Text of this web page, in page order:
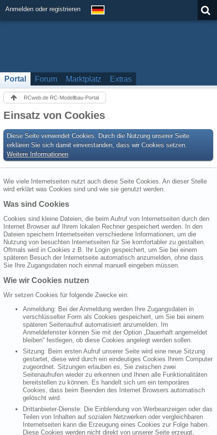
Anmelden oder registrieren
Portal Forum Marktplatz Extras
RCweb.de RC-Modellbau-Portal
Einsatz von Cookies
Diese Seite verwendet Cookies. Durch die Nutzung unserer Seite
erklären Sie sich damit einverstanden, dass wir Cookies setzen.
Weitere Informationen
Wie viele Internetseiten nutzt auch diese Seite Cookies. An dieser Stelle
wird erklärt was Cookies sind und wie sie genutzt werden.
Was sind Cookies
Cookies sind kleine Dateien, die beim Aufruf von Internetseiten durch den
Internet Browser auf Ihrem lokalen Rechner gespeichert werden. In den
Dateien speichern Internetseiten verschiedene Informationen, um die
Nutzung von besuchten Internetseiten für Sie komfortabler zu gestalten.
Oftmals wird in Cookies z.B. Ihr Login gespeichert, um Sie bei einem
späteren Besuch der Internetseite automatisch anzumelden, ohne dass
Sie Ihre Zugangsdaten noch einmal manuell eingeben müssen.
Wie wir Cookies nutzen
Wir setzen Cookies für folgende Zwecke ein:
Anmeldung: Bei der Anmeldung werden Ihre Zugangsdaten in
verschlüsselter Form als Cookies gespeichert, um Sie bei einem
späteren Seitenaufruf automatisiert anzumelden. Im
Anmeldefenster können Sie mit der Option „Dauerhaft angemeldet
bleiben“ festlegen, ob diese Cookies angelegt werden sollen.
Sitzung: Beim ersten Aufruf unserer Seite wird eine neue Sitzung
gestartet, diese wird durch ein eindeutiges Cookies Ihrem Computer
zugeordnet. Sitzungen erlauben es, Sie zwischen zwei
Seitenaufrufen wieder zu erkennen und Ihnen alle Funktionalitäten
bereitstellen zu können. Es handelt sich um ein temporäres
Cookies, dass beim Beenden des Internet Browsers automatisch
gelöscht wird.
Drittanbieter-Dienste: Die Einblendung von Werbeanzeigen oder das
Teilen von Inhalten auf sozialen Netzwerken oder vergleichbaren
Internetseiten kann die Erzeugung eines Cookies zur Folge haben.
Diese Cookies werden nicht direkt von unserer Seite erzeugt,